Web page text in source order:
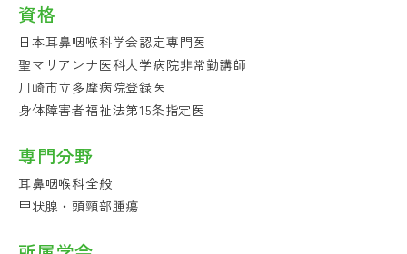
資格
日本耳鼻咽喉科学会認定専門医
聖マリアンナ医科大学病院非常勤講師
川崎市立多摩病院登録医
身体障害者福祉法第15条指定医
専門分野
耳鼻咽喉科全般
甲状腺・頭頸部腫瘍